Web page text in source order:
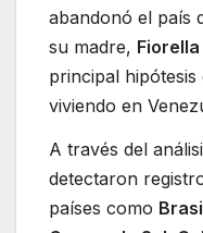
abandonó el país
su madre,
principal
viviendo en
A través del
detectaron
países como